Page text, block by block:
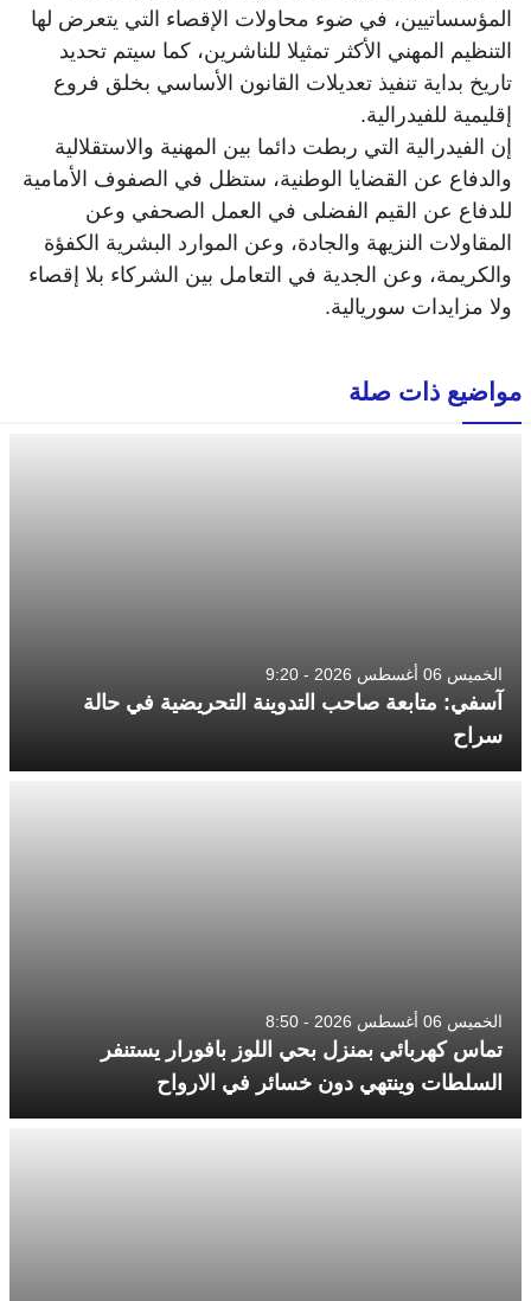
المؤسساتيين، في ضوء محاولات الإقصاء التي يتعرض لها
التنظيم المهني الأكثر تمثيلا للناشرين، كما سيتم تحديد
تاريخ بداية تنفيذ تعديلات القانون الأساسي بخلق فروع
إقليمية للفيدرالية.
إن الفيدرالية التي ربطت دائما بين المهنية والاستقلالية
والدفاع عن القضايا الوطنية، ستظل في الصفوف الأمامية
للدفاع عن القيم الفضلى في العمل الصحفي وعن
المقاولات النزيهة والجادة، وعن الموارد البشرية الكفؤة
والكريمة، وعن الجدية في التعامل بين الشركاء بلا إقصاء
ولا مزايدات سوريالية.
مواضيع ذات صلة
الخميس 06 أغسطس 2026 - 9:20
آسفي: متابعة صاحب التدوينة التحريضية في حالة
سراح
الخميس 06 أغسطس 2026 - 8:50
تماس كهربائي بمنزل بحي اللوز بافورار يستنفر
السلطات وينتهي دون خسائر في الارواح